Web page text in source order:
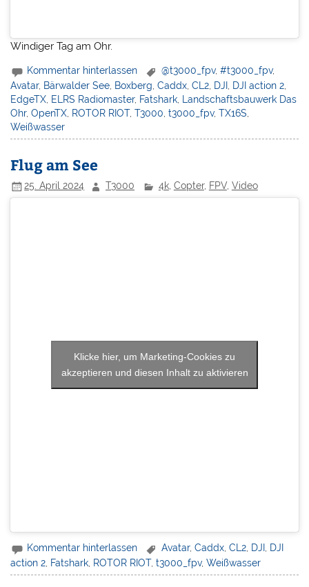
Windiger Tag am Ohr.
Kommentar hinterlassen @t3000_fpv,#t3000_fpv,
Avatar, Bärwalder See Boxberg ,Caddx ,CL2 DJI DJI action 2
EdgeTX ELRS Radiomaster, Fatshark
Landschaftsbauwerk Das
Ohr,OpenTX ROTOR RIOT,T3000 ,t3000_fpv,TX16S
Weißwasser
Flug am See
25. April 2024 T3000 4k, Copter, FPV, Video
Klicke hier, um Marketing-Cookies zu
akzeptieren und diesen Inhalt zu aktivieren
Kommentar hinterlassen Avatar,Caddx,CL2, DJI , DJI
action 2 Fatshark ROTOR RIOT,t3000_fpv,Weißwasser